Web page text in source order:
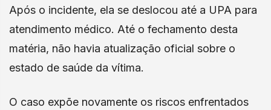
Após o incidente, ela se deslocou até a UPA para
atendimento médico. Até o fechamento desta
matéria, não havia atualização oficial sobre o
estado de saúde da vítima.
O caso expõe novamente os riscos enfrentados